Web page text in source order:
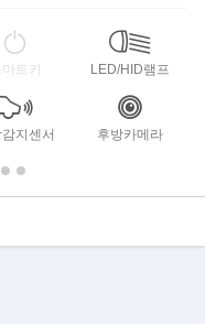
마트키 LED/HID램프
지센서 후방카메라